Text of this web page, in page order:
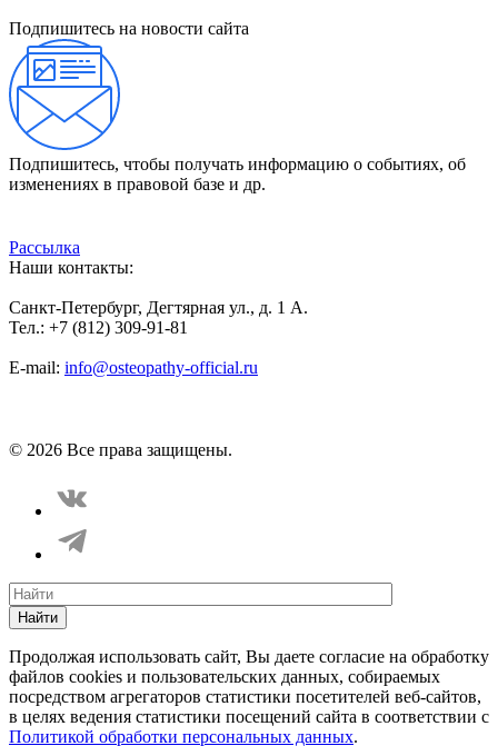
Подпишитесь на новости сайта
Подпишитесь, чтобы получать информацию о событиях, об
изменениях в правовой базе и др.
Рассылка
Наши контакты:
Санкт-Петербург, Дегтярная ул., д. 1 А.
Тел.: +7 (812) 309-91-81
E-mail: info@osteopathy-official.ru
© 2026 Все права защищены.
Найти
Продолжая использовать сайт, Вы даете согласие на обработку
файлов cookies и пользовательских данных, собираемых
посредством агрегаторов статистики посетителей веб-сайтов,
в целях ведения статистики посещений сайта в соответствии с
Политикой обработки персональных данных.